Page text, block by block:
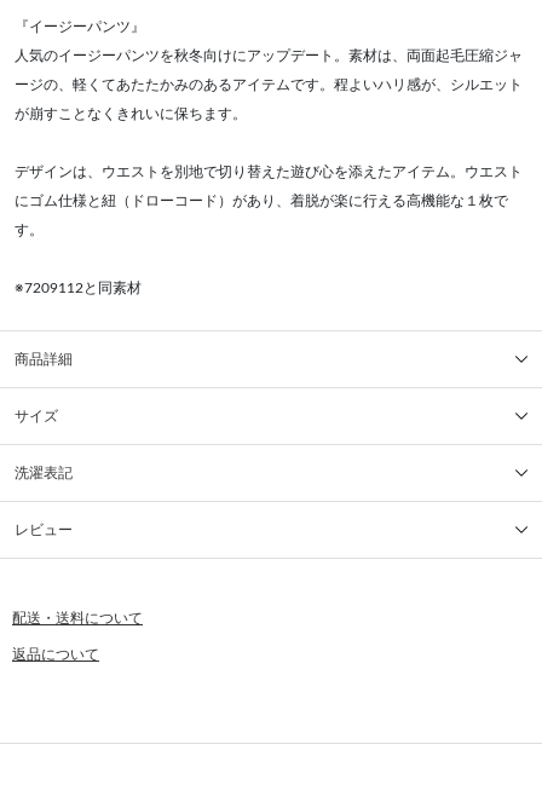
『イージーパンツ』
人気のイージーパンツを秋冬向けにアップデート。素材は、両面起毛圧縮ジャ
ージの、軽くてあたたかみのあるアイテムです。程よいハリ感が、シルエット
が崩すことなくきれいに保ちます。
デザインは、ウエストを別地で切り替えた遊び心を添えたアイテム。ウエスト
にゴム仕様と紐（ドローコード）があり、着脱が楽に行える高機能な１枚で
す。
※7209112と同素材
商品詳細
サイズ
洗濯表記
レビュー
配送・送料について
返品について